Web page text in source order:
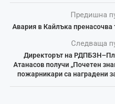
Предишна
Авария в Кайлъка
Следваща
Директорът на
Атанасов получи „Почетен
пожарникари са наградени